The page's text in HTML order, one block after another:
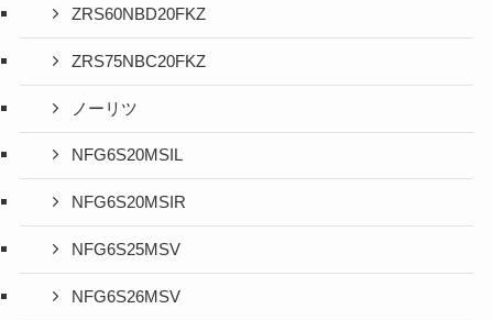
ZRS60NBD20FKZ
ZRS75NBC20FKZ
ノーリツ
NFG6S20MSIL
NFG6S20MSIR
NFG6S25MSV
NFG6S26MSV